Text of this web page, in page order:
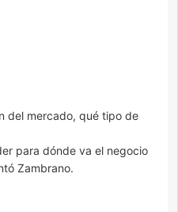
del mercado, qué tipo de
para dónde va el negocio
Zambrano.